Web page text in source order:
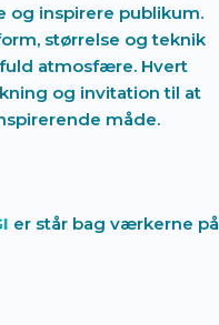
og inspirere publikum.
størrelse og teknik
atmosfære. Hvert
og invitation til at
måde.
er står bag værkerne på